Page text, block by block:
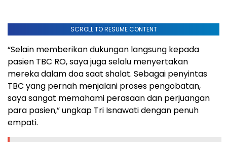
SCROLL TO RESUME CONTENT
“Selain memberikan dukungan langsung kepada
pasien TBC RO, saya juga selalu menyertakan
mereka dalam doa saat shalat. Sebagai penyintas
TBC yang pernah menjalani proses pengobatan,
saya sangat memahami perasaan dan perjuangan
para pasien,” ungkap Tri Isnawati dengan penuh
empati.